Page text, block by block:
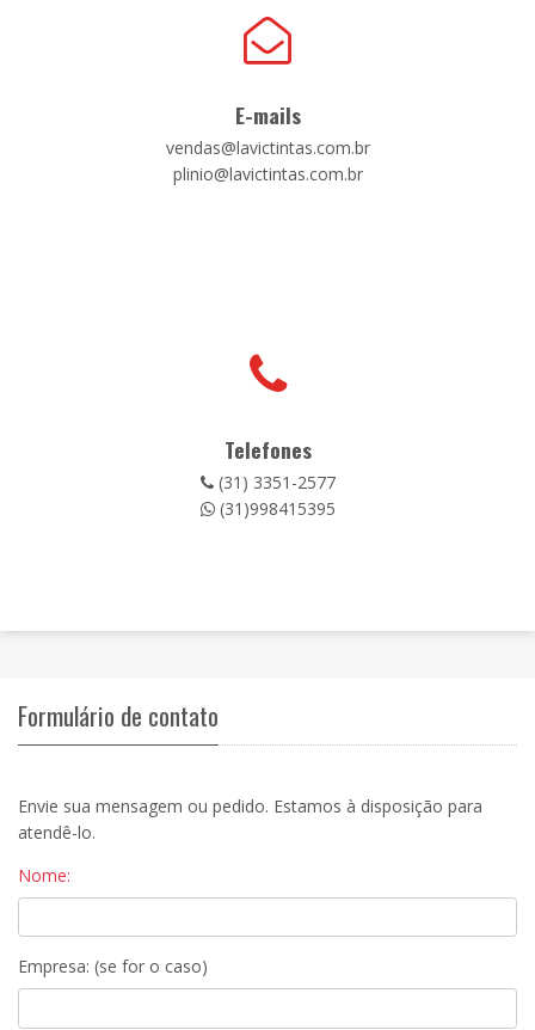
E-mails
vendas@lavictintas.com.br
plinio@lavictintas.com.br
Telefones
(31) 3351-2577
(31)998415395
Formulário de contato
Envie sua mensagem ou pedido. Estamos à disposição para
atendê-lo.
Nome:
Empresa: (se for o caso)